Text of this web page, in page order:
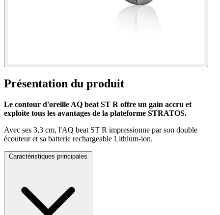
Présentation du produit
Le contour d'oreille AQ beat ST R offre un gain accru et
exploite tous les avantages de la plateforme STRATOS.
Avec ses 3,3 cm, l'AQ beat ST R impressionne par son double
écouteur et sa batterie rechargeable Lithium-ion.
Caractéristiques principales